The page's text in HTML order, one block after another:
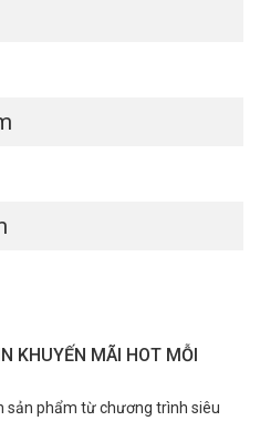
KHUYẾN MÃI HOT MỖI
sản phẩm từ chương trình siêu